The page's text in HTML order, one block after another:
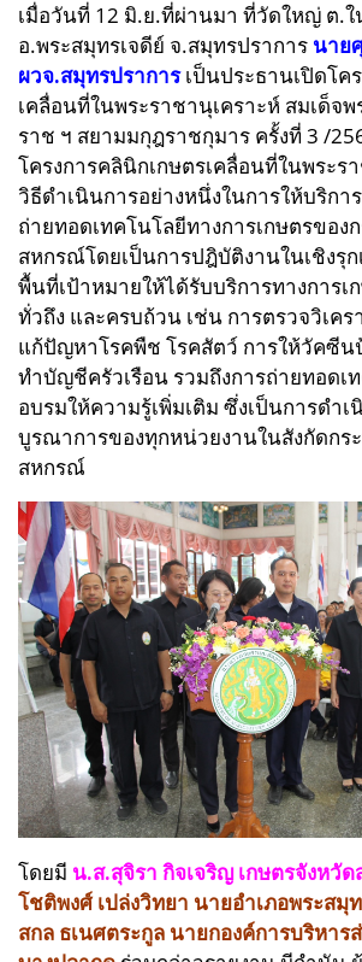
เมื่อวันที่ 12 มิ.ย.ที่ผ่านมา ที่วัดใหญ่ ต.ใ
อ.พระสมุทรเจดีย์ จ.สมุทรปราการ นาย
ผวจ.สมุทรปราการเป็นประธานเปิดโค
เคลื่อนที่ในพระราชานุเคราะห์ สมเด็จพ
ราช ฯ สยามมกุฎราชกุมาร ครั้งที่ 3 /
โครงการคลินิกเกษตรเคลื่อนที่ในพระร
วิธีดำเนินการอย่างหนึ่งในการให้บริกา
ถ่ายทอดเทคโนโลยีทางการเกษตรของ
สหกรณ์โดยเป็นการปฎิบัติงานในเชิงรุก
พื้นที่เป้าหมายให้ได้รับบริการทางการเ
ทั่วถึง และครบถ้วน เช่น การตรวจวิเค
แก้ปัญหาโรคพืช โรคสัตว์ การให้วัคซีน
ทำบัญชีครัวเรือน รวมถึงการถ่ายทอดเ
อบรมให้ความรู้เพิ่มเติม ซึ่งเป็นการดำ
บูรณาการของทุกหน่วยงานในสังกัดกร
สหกรณ์
โดยมี น.ส.สุจิรา กิจเจริญ เกษตรจังหวั
โชติพงศ์ เปล่งวิทยา นายอำเภอพระสมุ
สกล ธเนศตระกูล นายกองค์การบริหา